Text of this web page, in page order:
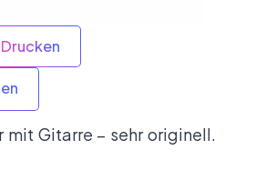
Drucken
mit Gitarre – sehr originell.